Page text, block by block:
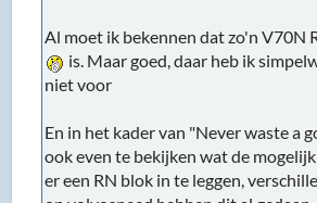
Al moet ik bekennen dat zo'n V70N
is. Maar goed, daar heb ik
niet voor
En in het kader van "Never waste a
ook even te bekijken wat de
er een RN blok in te leggen,